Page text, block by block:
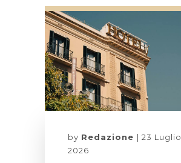
by Redazione
23 Luglio
2026